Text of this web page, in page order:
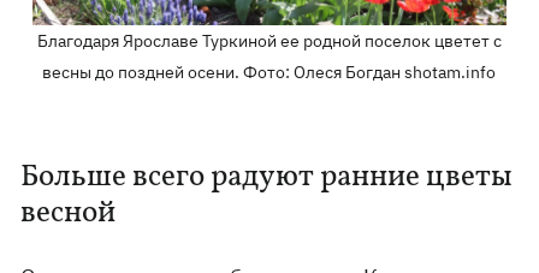
Благодаря Ярославе Туркиной ее родной поселок цветет с
весны до поздней осени. Фото: Олеся Богдан shotam.info
Больше всего радуют ранние цветы
весной